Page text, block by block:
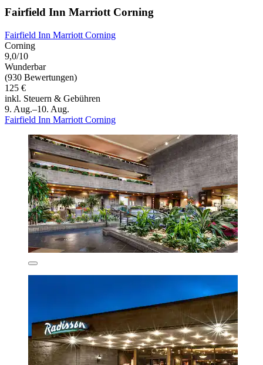
Fairfield Inn Marriott Corning
Fairfield Inn Marriott Corning
Corning
9,0/10
Wunderbar
(930 Bewertungen)
125 €
inkl. Steuern & Gebühren
9. Aug.–10. Aug.
Fairfield Inn Marriott Corning